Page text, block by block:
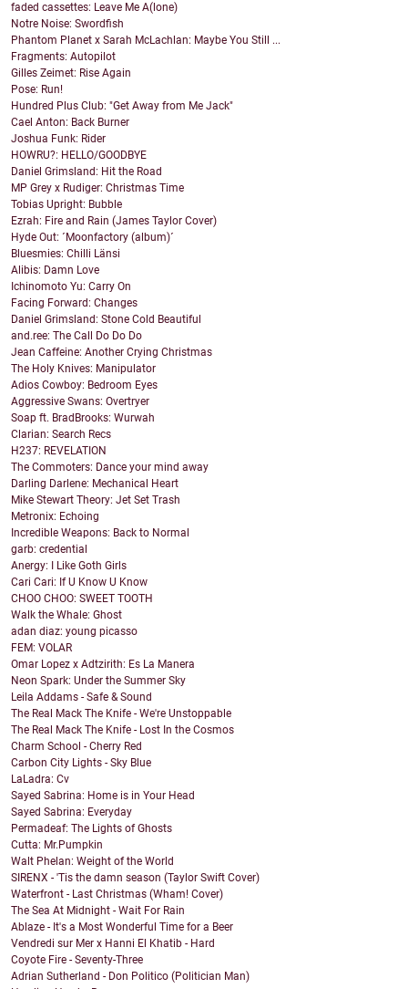
faded cassettes: Leave Me A(lone)
Notre Noise: Swordfish
Phantom Planet x Sarah McLachlan: Maybe You Still ...
Fragments: Autopilot
Gilles Zeimet: Rise Again
Pose: Run!
Hundred Plus Club: "Get Away from Me Jack"
Cael Anton: Back Burner
Joshua Funk: Rider
HOWRU?: HELLO/GOODBYE
Daniel Grimsland: Hit the Road
MP Grey x Rudiger: Christmas Time
Tobias Upright: Bubble
Ezrah: Fire and Rain (James Taylor Cover)
Hyde Out: ´Moonfactory (album)´
Bluesmies: Chilli Länsi
Alibis: Damn Love
Ichinomoto Yu: Carry On
Facing Forward: Changes
Daniel Grimsland: Stone Cold Beautiful
and.ree: The Call Do Do Do
Jean Caffeine: Another Crying Christmas
The Holy Knives: Manipulator
Adios Cowboy: Bedroom Eyes
Aggressive Swans: Overtryer
Soap ft. BradBrooks: Wurwah
Clarian: Search Recs
H237: REVELATION
The Commoters: Dance your mind away
Darling Darlene: Mechanical Heart
Mike Stewart Theory: Jet Set Trash
Metronix: Echoing
Incredible Weapons: Back to Normal
garb: credential
Anergy: I Like Goth Girls
Cari Cari: If U Know U Know
CHOO CHOO: SWEET TOOTH
Walk the Whale: Ghost
adan diaz: young picasso
FEM: VOLAR
Omar Lopez x Adtzirith: Es La Manera
Neon Spark: Under the Summer Sky
Leila Addams - Safe & Sound
The Real Mack The Knife - We're Unstoppable
The Real Mack The Knife - Lost In the Cosmos
Charm School - Cherry Red
Carbon City Lights - Sky Blue
LaLadra: Cv
Sayed Sabrina: Home is in Your Head
Sayed Sabrina: Everyday
Permadeaf: The Lights of Ghosts
Cutta: Mr.Pumpkin
Walt Phelan: Weight of the World
SIRENX - 'Tis the damn season (Taylor Swift Cover)
Waterfront - Last Christmas (Wham! Cover)
The Sea At Midnight - Wait For Rain
Ablaze - It's a Most Wonderful Time for a Beer
Vendredi sur Mer x Hanni El Khatib - Hard
Coyote Fire - Seventy-Three
Adrian Sutherland - Don Politico (Politician Man)